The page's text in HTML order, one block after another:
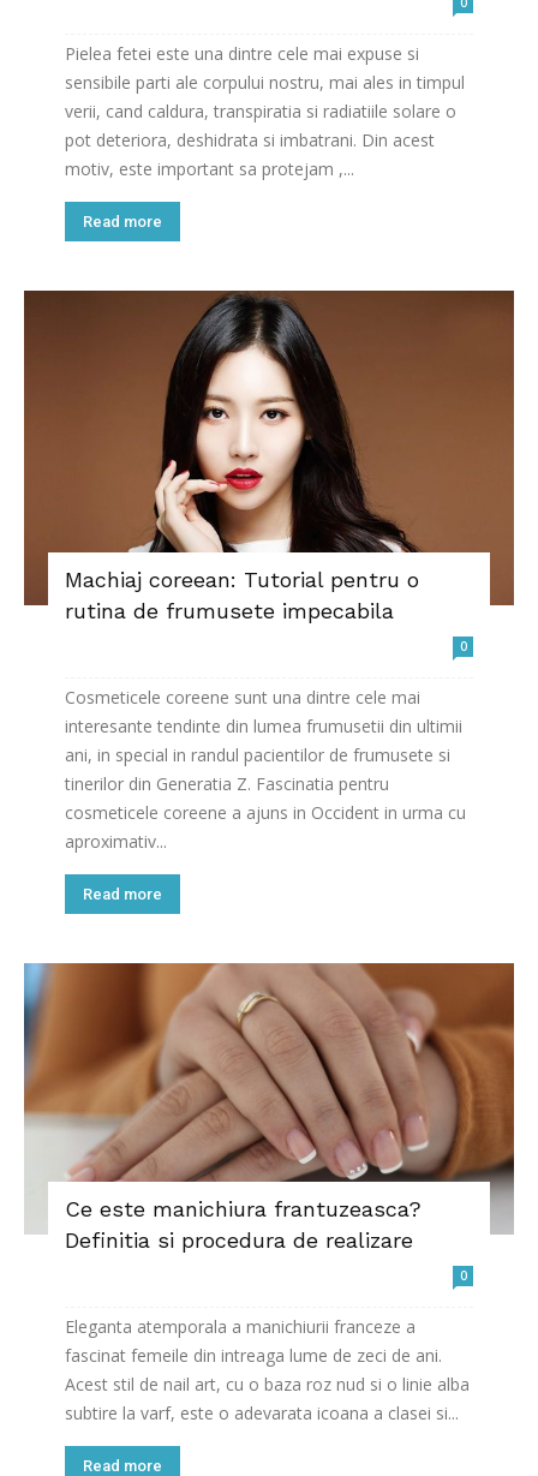
Pielea fetei este una dintre cele mai expuse si
sensibile parti ale corpului nostru, mai ales in timpul
verii, cand caldura, transpiratia si radiatiile solare o
pot deteriora, deshidrata si imbatrani. Din acest
motiv, este important sa protejam ,...
Read more
Machiaj coreean: Tutorial pentru o
rutina de frumusete impecabila
0
Cosmeticele coreene sunt una dintre cele mai
interesante tendinte din lumea frumusetii din ultimii
ani, in special in randul pacientilor de frumusete si
tinerilor din Generatia Z. Fascinatia pentru
cosmeticele coreene a ajuns in Occident in urma cu
aproximativ...
Read more
Ce este manichiura frantuzeasca?
Definitia si procedura de realizare
0
Eleganta atemporala a manichiurii franceze a
fascinat femeile din intreaga lume de zeci de ani.
Acest stil de nail art, cu o baza roz nud si o linie alba
subtire la varf, este o adevarata icoana a clasei si...
Read more